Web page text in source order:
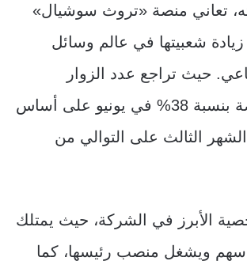
تعاني منصة «تروث سوشيال»
شعبيتها في عالم وسائل
حيث تراجع عدد الزوار
الفريدين للمنصة بنسبة 38% في يونيو على أساس
الثالث على التوالي من
الأبرز في الشركة، حيث يمتلك
سهم ويشغل منصب رئيسها، كما